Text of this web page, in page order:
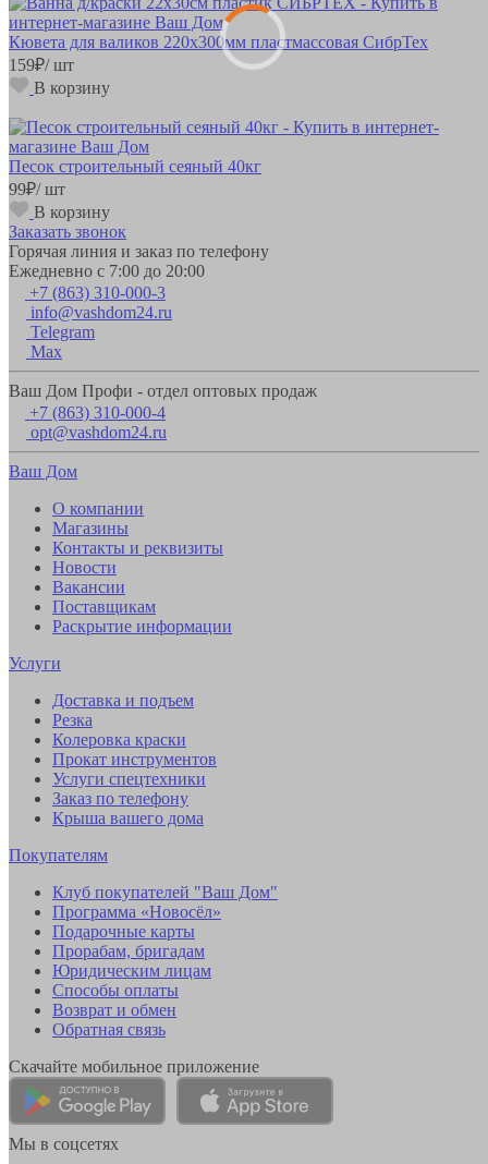
Кювета для валиков 220х300мм пластмассовая СибрТех
159₽/ шт
В корзину
Песок строительный сеяный 40кг
99₽/ шт
В корзину
Заказать звонок
Горячая линия и заказ по телефону
Ежедневно с 7:00 до 20:00
+7 (863) 310-000-3
info@vashdom24.ru
Telegram
Max
Ваш Дом Профи - отдел оптовых продаж
+7 (863) 310-000-4
opt@vashdom24.ru
Ваш Дом
О компании
Магазины
Контакты и реквизиты
Новости
Вакансии
Поставщикам
Раскрытие информации
Услуги
Доставка и подъем
Резка
Колеровка краски
Прокат инструментов
Услуги спецтехники
Заказ по телефону
Крыша вашего дома
Покупателям
Клуб покупателей "Ваш Дом"
Программа «Новосёл»
Подарочные карты
Прорабам, бригадам
Юридическим лицам
Способы оплаты
Возврат и обмен
Обратная связь
Скачайте мобильное приложение
Мы в соцсетях